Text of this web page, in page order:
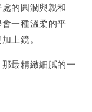
的圓潤與親和
一種溫柔的平
上鏡。
最精緻細膩的一